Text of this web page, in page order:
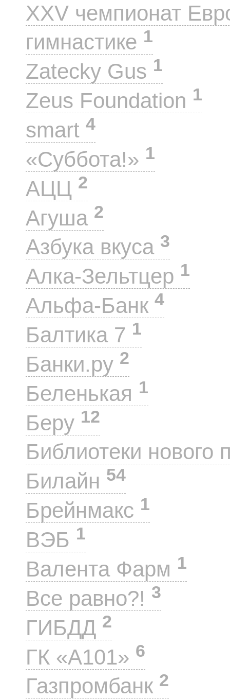
XXV чемпионат
гимнастике 1
Zatecky Gus 1
Zeus Foundation 1
smart 4
«Суббота!» 1
АЦЦ 2
Агуша 2
Азбука вкуса 3
Алка-Зельтцер 1
Альфа-Банк 4
Балтика 7 1
Банки.ру 2
Беленькая 1
Беру 12
Библиотеки нового
Билайн 54
Брейнмакс 1
ВЭБ 1
Валента Фарм 1
Все равно?! 3
ГИБДД 2
ГК «А101» 6
Газпромбанк 2